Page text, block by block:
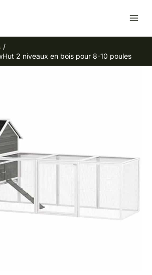
2 niveaux en bois pour 8-10 poules